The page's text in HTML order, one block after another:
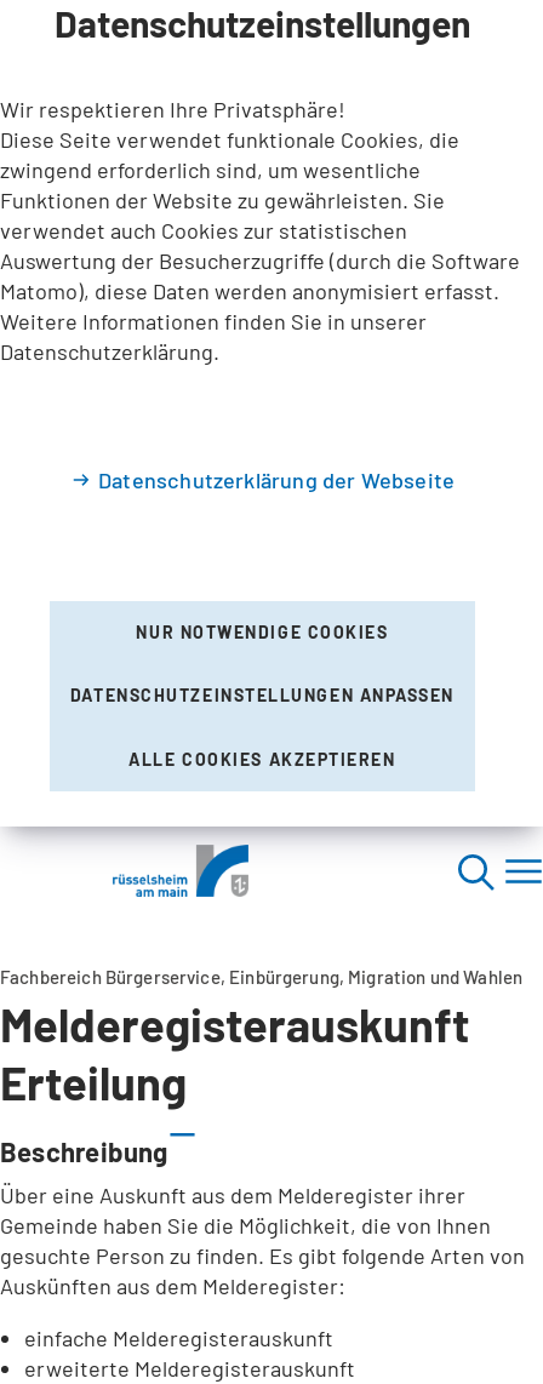
INHALT ANSPRINGEN
Datenschutzeinstellungen
Wir respektieren Ihre Privatsphäre!
Diese Seite verwendet funktionale Cookies, die
zwingend erforderlich sind, um wesentliche
Funktionen der Website zu gewährleisten. Sie
verwendet auch Cookies zur statistischen
Auswertung der Besucherzugriffe (durch die Software
Matomo), diese Daten werden anonymisiert erfasst.
Weitere Informationen finden Sie in unserer
Datenschutzerklärung.
Datenschutzerklärung der Webseite
NUR NOTWENDIGE COOKIES
DATENSCHUTZEINSTELLUNGEN ANPASSEN
ALLE COOKIES AKZEPTIEREN
Fachbereich Bürgerservice, Einbürgerung, Migration und Wahlen
Melderegisterauskunft
Erteilung
Beschreibung
Über eine Auskunft aus dem Melderegister ihrer
Gemeinde haben Sie die Möglichkeit, die von Ihnen
gesuchte Person zu finden. Es gibt folgende Arten von
Auskünften aus dem Melderegister:
einfache Melderegisterauskunft
erweiterte Melderegisterauskunft